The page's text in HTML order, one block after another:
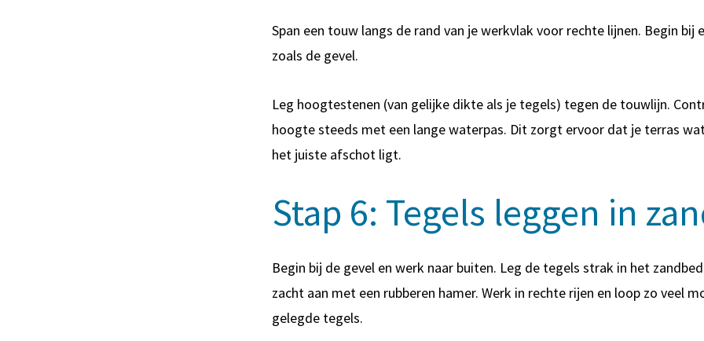
Span een touw langs de rand van je werkvlak voor rechte lijnen. Begin bij
zoals de gevel.
Leg hoogtestenen (van gelijke dikte als je tegels) tegen de touwlijn.
hoogte steeds met een lange waterpas. Dit zorgt ervoor dat je terras
het juiste afschot ligt.
Stap 6: Tegels leggen in
Begin bij de gevel en werk naar buiten. Leg de tegels strak in het
zacht aan met een rubberen hamer. Werk in rechte rijen en loop zo veel
gelegde tegels.